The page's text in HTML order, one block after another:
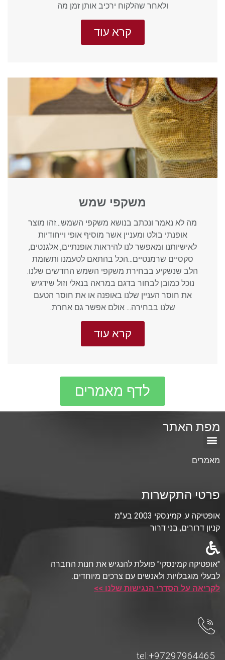
ולאחר שהלקוח ירכיב אותן זמן מה
קרא עוד
משקפי שמש
מה לא נאמר ונכתב בנושא משקפי השמש...זהו מוצר
אופנתי בולט ומעניין אשר מוסיף אופי וייחודיות
לאישיותנו ומאפשר לנו להיראות אופנתיים, אלגנטים,
סקסיים שרמנטיים...הכל בהתאם לטעמנו ותשומת
הלב שנשקיע בבחירת משקפי השמש החדשים שלנו.
נוכל כמובן לבחור בדגם במראה בנאלי וזול שידגיש
את חוסר העניין שלנו באופנה או את חוסר הטעם
שלנו בבחירה... אולם אפשר גם אחרת.
קרא עוד
לדף מאמרים
מפת האתר
מאמרים
פרטי התקשרות
אופטיקה ע. קמינסקי 2003 בע"מ
קניון דרורים, בני דרור
"אופטיקה קמינסקי" פועלת להנגיש את חנות החברה
לבעלי מוגבלויות ולאנשים עם צרכים מיוחדים.
לקריאה על הסדרי הנגישות שלנו >>
tel:+97297964465